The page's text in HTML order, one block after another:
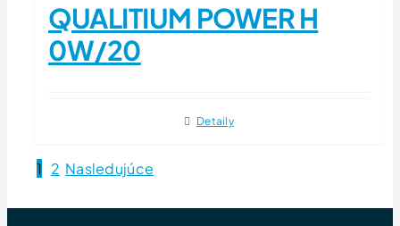
QUALITIUM POWER H
0W/20
Detaily
1 2 Nasledujúce